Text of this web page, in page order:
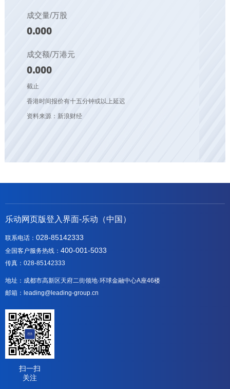
成交量/万股
0.000
成交额/万港元
0.000
截止
香港时间报价有十五分钟或以上延迟
资料来源：新浪财经
乐动网页版登入界面-乐动（中国）
联系电话： 028-85142333
全国客户服务热线： 400-001-5033
传真：028-85142333
地址：成都市高新区天府二街领地·环球金融中心A座46楼
邮箱：leading@leading-group.cn
扫一扫
关注